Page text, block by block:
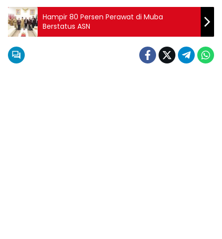
Hampir 80 Persen Perawat di Muba
Berstatus ASN